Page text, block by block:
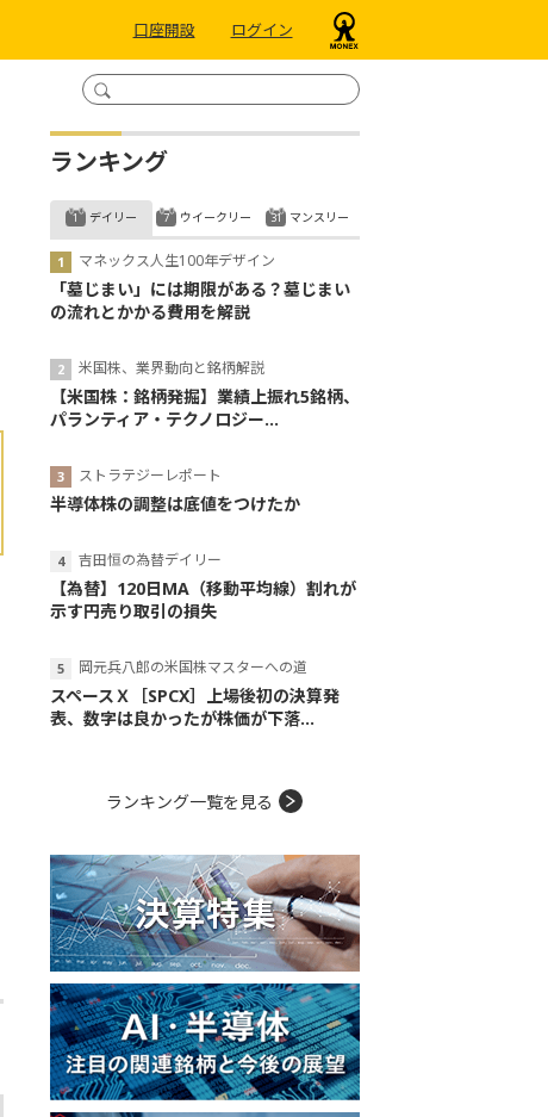
口座開設 ログイン
ランキング
デイリー
マネックス人生100年デザイン
「墓じまい」には期限がある？墓じまい
の流れとかかる費用を解説
米国株、業界動向と銘柄解説
【米国株：銘柄発掘】業績上振れ5銘柄、
パランティア・テクノロジー...
ストラテジーレポート
半導体株の調整は底値をつけたか
吉田恒の為替デイリー
【為替】120日MA（移動平均線）割れが
示す円売り取引の損失
岡元兵八郎の米国株マスターへの道
スペースＸ［SPCX］上場後初の決算発
表、数字は良かったが株価が下落...
ウイークリー マンスリー
ランキング一覧を見る